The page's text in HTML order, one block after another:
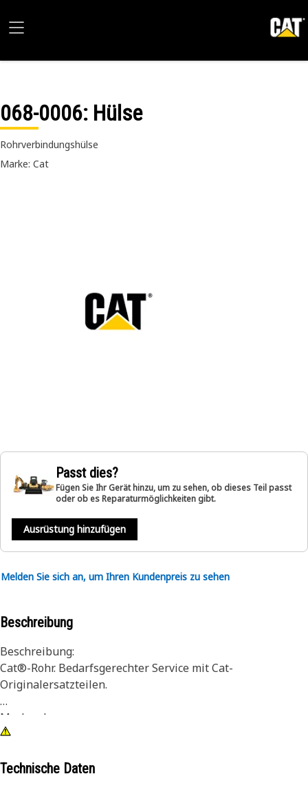
068-0006: Hülse
Rohrverbindungshülse
Marke: Cat
Passt dies?
Fügen Sie Ihr Gerät hinzu, um zu sehen, ob dieses Teil passt
oder ob es Reparaturmöglichkeiten gibt.
Ausrüstung hinzufügen
Melden Sie sich an, um Ihren Kundenpreis zu sehen
Beschreibung
Beschreibung:
Cat®-Rohr. Bedarfsgerechter Service mit Cat-
Originalersatzteilen.
Merkmale:
• Direktes Erstausrüsterersatzteil
Anwendungen:
Technische Daten